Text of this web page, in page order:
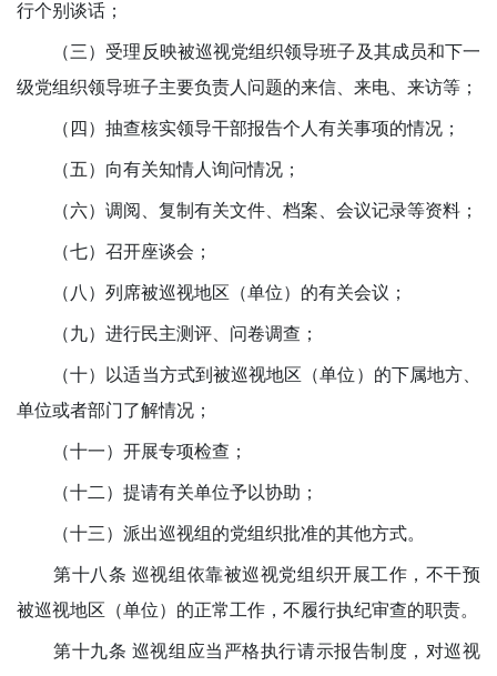
行个别谈话；
（三）受理反映被巡视党组织领导班子及其成员和下一
级党组织领导班子主要负责人问题的来信、来电、来访等；
（四）抽查核实领导干部报告个人有关事项的情况；
（五）向有关知情人询问情况；
（六）调阅、复制有关文件、档案、会议记录等资料；
（七）召开座谈会；
（八）列席被巡视地区（单位）的有关会议；
（九）进行民主测评、问卷调查；
（十）以适当方式到被巡视地区（单位）的下属地方、
单位或者部门了解情况；
（十一）开展专项检查；
（十二）提请有关单位予以协助；
（十三）派出巡视组的党组织批准的其他方式。
第十八条 巡视组依靠被巡视党组织开展工作，不干预
被巡视地区（单位）的正常工作，不履行执纪审查的职责。
第十九条 巡视组应当严格执行请示报告制度，对巡视